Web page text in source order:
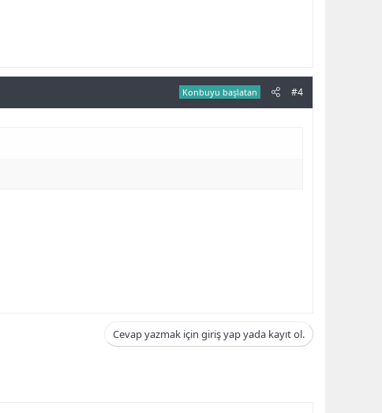
Konbuyu başlatan #4
Cevap yazmak için giriş yap yada kayıt ol.